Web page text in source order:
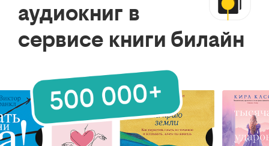
аудиокниг в
сервисе книги билайн